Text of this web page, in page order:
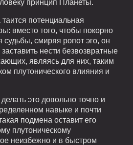
принцип Планеты.
потенциальная
вместо того, чтобы покорно
смиряя ропот эго, он
нести безвозвратные
являясь для них, таким
плутонического влияния и
это довольно точно и
навыке и почти
подмена оставит его
плутоническому
неизбежно и в быстром